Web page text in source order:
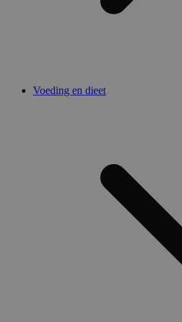
Voeding en dieet